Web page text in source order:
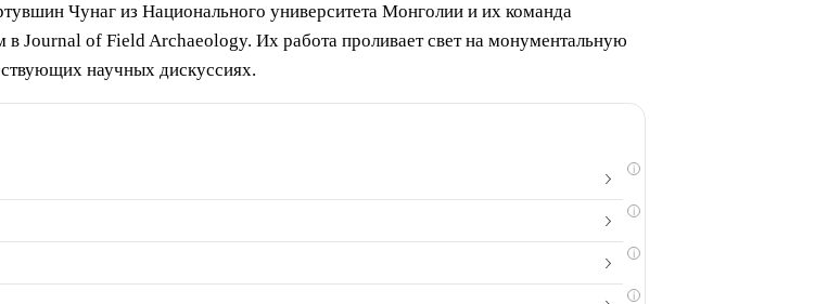
Чунаг из Национального университета Монголии и их команда
Journal of Field Archaeology. Их работа проливает свет на монументальную
научных дискуссиях.
i
i
i
i